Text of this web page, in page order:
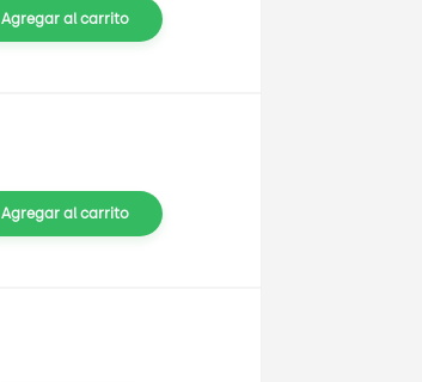
Agregar al carrito
Agregar al carrito